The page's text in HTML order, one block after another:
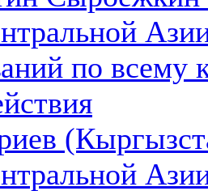
по всему